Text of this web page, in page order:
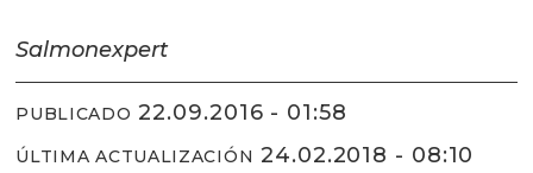
Salmonexpert
PUBLICADO 22.09.2016 - 01:58
ÚLTIMA ACTUALIZACIÓN 24.02.2018 - 08:10